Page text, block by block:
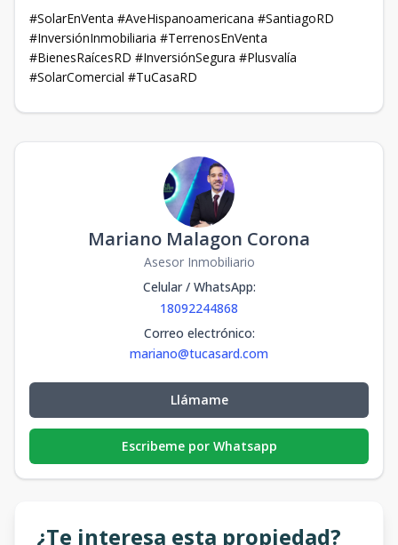
#SolarEnVenta #AveHispanoamericana #SantiagoRD
#InversiónInmobiliaria #TerrenosEnVenta
#BienesRaícesRD #InversiónSegura #Plusvalía
#SolarComercial #TuCasaRD
Mariano Malagon Corona
Asesor Inmobiliario
Celular / WhatsApp:
18092244868
Correo electrónico:
mariano@tucasard.com
Llámame
Escribeme por Whatsapp
¿Te interesa esta propiedad?